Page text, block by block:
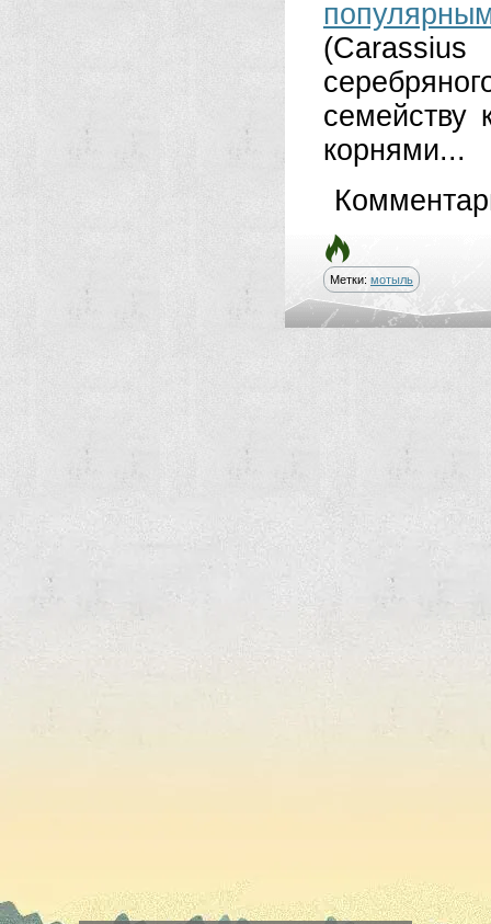
семейству
корнями...
Метки: мотыль